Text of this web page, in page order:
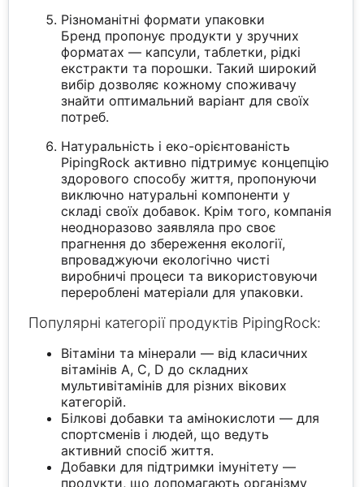
Різноманітні формати упаковки
Бренд пропонує продукти у зручних
форматах — капсули, таблетки, рідкі
екстракти та порошки. Такий широкий
вибір дозволяє кожному споживачу
знайти оптимальний варіант для своїх
потреб.
Натуральність і еко-орієнтованість
PipingRock активно підтримує концепцію
здорового способу життя, пропонуючи
виключно натуральні компоненти у
складі своїх добавок. Крім того, компанія
неодноразово заявляла про своє
прагнення до збереження екології,
впроваджуючи екологічно чисті
виробничі процеси та використовуючи
перероблені матеріали для упаковки.
Популярні категорії продуктів PipingRock:
Вітаміни та мінерали — від класичних
вітамінів A, C, D до складних
мультивітамінів для різних вікових
категорій.
Білкові добавки та амінокислоти — для
спортсменів і людей, що ведуть
активний спосіб життя.
Добавки для підтримки імунітету —
продукти, що допомагають організму